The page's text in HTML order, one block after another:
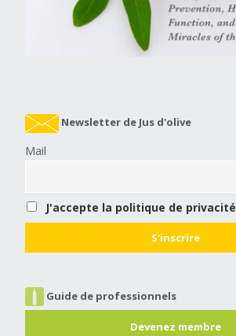
Newsletter de Jus d'olive
Mail
J'accepte la politique de privacité
Guide de professionnels
Devenez membre